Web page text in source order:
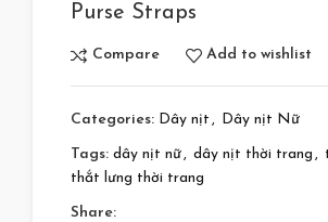
Purse Straps
Compare Add to wishlist
Categories: Dây nịt , Dây nịt Nữ
Tags: dây nịt nữ , dây nịt thời trang ,
thắt lưng thời trang
Share: